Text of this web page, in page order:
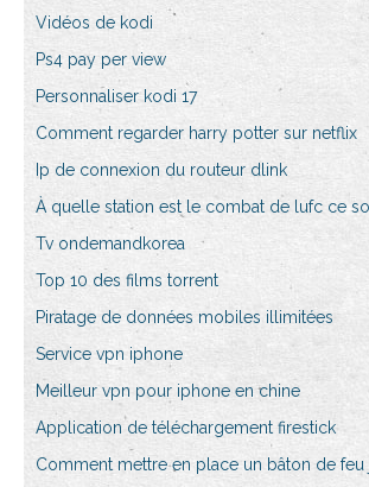
Vidéos de kodi
Ps4 pay per view
Personnaliser kodi 17
Comment regarder harry potter sur netflix
Ip de connexion du routeur dlink
À quelle station est le combat de lufc ce
Tv ondemandkorea
Top 10 des films torrent
Piratage de données mobiles illimitées
Service vpn iphone
Meilleur vpn pour iphone en chine
Application de téléchargement firestick
Comment mettre en place un bâton de feu